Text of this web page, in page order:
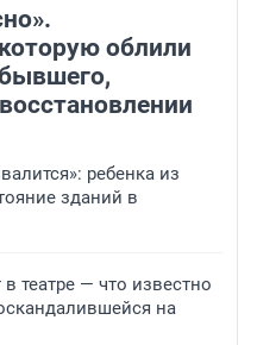
облили
ребенка из
зданий в
театре — что известно
на